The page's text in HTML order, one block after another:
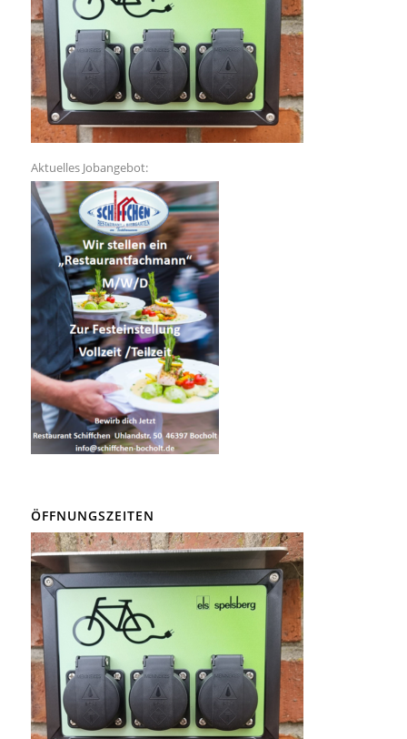
Aktuelles Jobangebot:
ÖFFNUNGSZEITEN